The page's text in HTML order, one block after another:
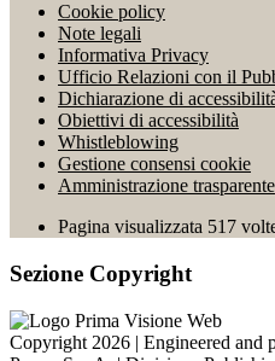
Cookie policy
Note legali
Informativa Privacy
Ufficio Relazioni con il
Dichiarazione di
Obiettivi di accessibilità
Whistleblowing
Gestione consensi cookie
Amministrazione trasparente
Pagina visualizzata 517
Sezione Copyright
Copyright 2026 | Engineered and